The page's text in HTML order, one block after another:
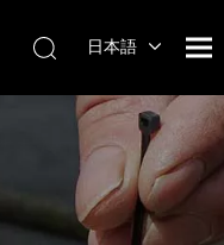
日本語
简体中
文